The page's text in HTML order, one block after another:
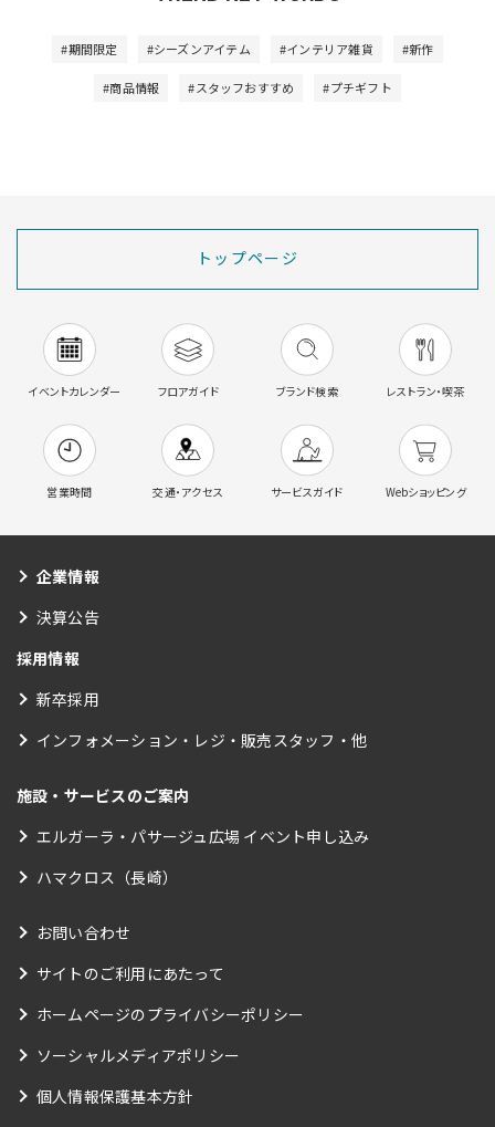
#期間限定 #シーズンアイテム #インテリア雑貨 #新作
#商品情報 #スタッフおすすめ #プチギフト
トップページ
イベントカレンダー フロアガイド ブランド検索 レストラン・喫茶
営業時間 交通・アクセス サービスガイド Webショッピング
企業情報
決算公告
採用情報
新卒採用
インフォメーション・レジ・販売スタッフ・他
施設・サービスのご案内
エルガーラ・パサージュ広場 イベント申し込み
ハマクロス（長崎）
お問い合わせ
サイトのご利用にあたって
ホームページのプライバシーポリシー
ソーシャルメディアポリシー
個人情報保護基本方針